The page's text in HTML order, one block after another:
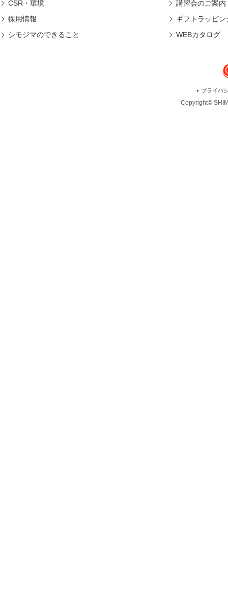
CSR・環境
採用情報
シモジマのできること
講習会のご案内
ギフトラッピン
WEBカタログ
プライバ
Copyright©